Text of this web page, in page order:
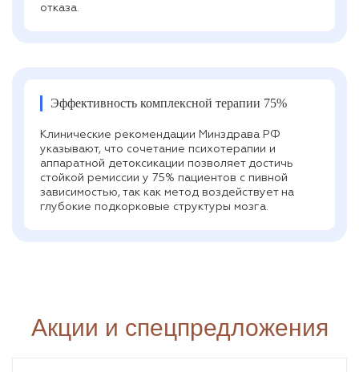
отказа.
Эффективность комплексной терапии 75%
Клинические рекомендации Минздрава РФ
указывают, что сочетание психотерапии и
аппаратной детоксикации позволяет достичь
стойкой ремиссии у 75% пациентов с пивной
зависимостью, так как метод воздействует на
глубокие подкорковые структуры мозга.
Акции и спецпредложения